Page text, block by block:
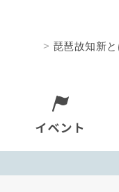
> 琵琶故知新と